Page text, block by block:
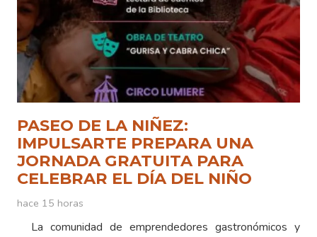
PASEO DE LA NIÑEZ:
IMPULSARTE PREPARA UNA
JORNADA GRATUITA PARA
CELEBRAR EL DÍA DEL NIÑO
hace 15 horas
La comunidad de emprendedores gastronómicos y